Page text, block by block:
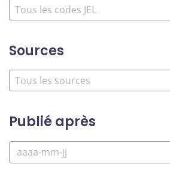
Sources
Publié après